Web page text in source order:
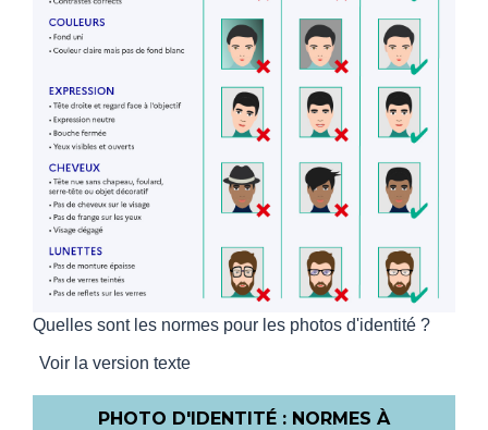
Quelles sont les normes pour les photos d'identité ?
Voir la version texte
PHOTO D'IDENTITÉ : NORMES À